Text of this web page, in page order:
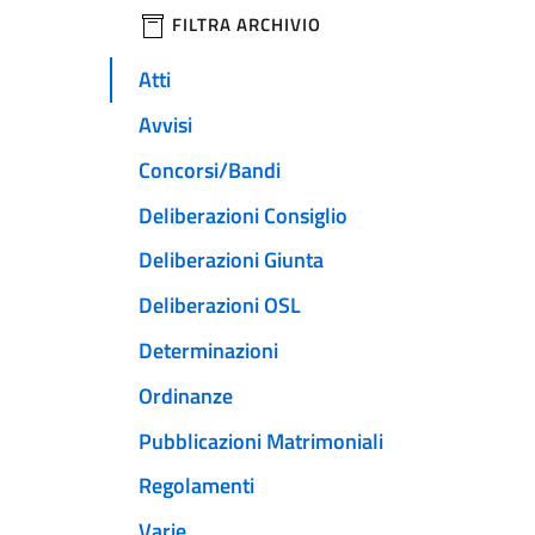
FILTRA ARCHIVIO
Atti
Avvisi
Concorsi/Bandi
Deliberazioni Consiglio
Deliberazioni Giunta
Deliberazioni OSL
Determinazioni
Ordinanze
Pubblicazioni Matrimoniali
Regolamenti